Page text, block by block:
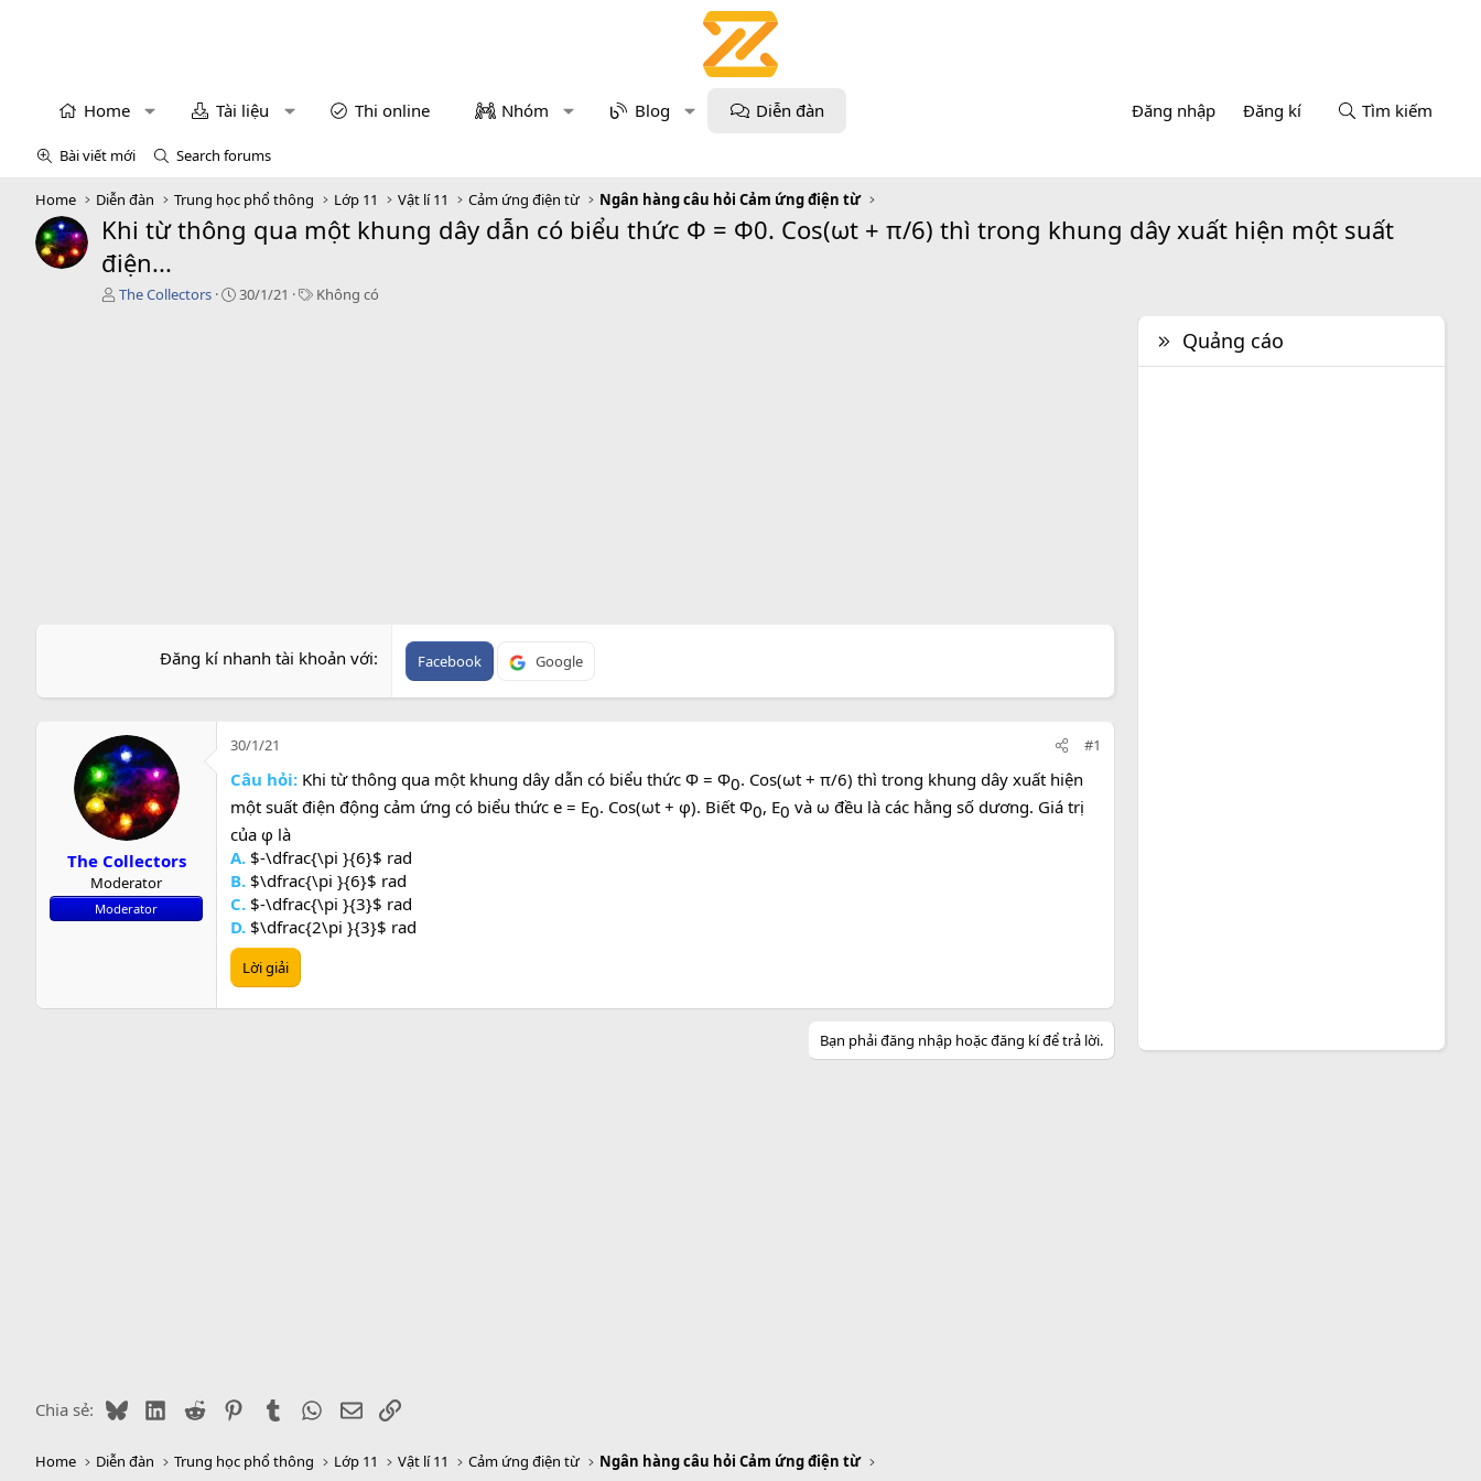
Home Tài liệu Thi online Nhóm Blog Diễn đàn Đăng nhập Đăng kí Tìm kiếm
Bài viết mới Search forums
Home Diễn đàn Trung học phổ thông Lớp 11 Vật lí 11 Cảm ứng điện từ Ngân hàng câu hỏi Cảm ứng điện từ
Khi từ thông qua một khung dây dẫn có biểu thức Φ = Φ0. Cos(ωt + π/6) thì trong khung dây xuất hiện một suất
điện...
T
The Collectors
C
30/1/21
T
Không có
Đăng kí nhanh tài khoản với Facebook Google
The Collectors
Moderator
Moderator
30/1/21 #1
Câu hỏi: Khi từ thông qua một khung dây dẫn có biểu thức Φ = Φ0​. Cos(ωt + π/6) thì trong khung dây xuất hiện
một suất điện động cảm ứng có biểu thức e = E0​. Cos(ωt + φ). Biết Φ0​, E0​ và ω đều là các hằng số dương. Giá trị
của φ là
A. $-\dfrac{\pi }{6}$ rad
B. $\dfrac{\pi }{6}$ rad
C. $-\dfrac{\pi }{3}$ rad
D. $\dfrac{2\pi }{3}$ rad
Lời giải
Bạn phải đăng nhập hoặc đăng kí để trả lời.
Chia sẻ: BlueskyLinkedIn
Reddit PinterestTumblr WhatsApp
EmailLink
Quảng cáo
Home Diễn đàn Trung học phổ thông Lớp 11 Vật lí 11 Cảm ứng điện từ Ngân hàng câu hỏi Cảm ứng điện từ